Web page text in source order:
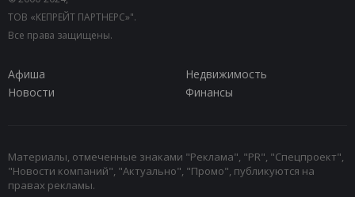
ТОВ «КЕПРЕЙТ ПАРТНЕРС»".
Все права защищены.
Афиша
Недвижимость
Новости
Финансы
Материалы, отмеченные знаками "Реклама", "PR", "Спецпроект",
"Новости компаний", "Актуально", "Промо", публикуются на
правах рекламы.